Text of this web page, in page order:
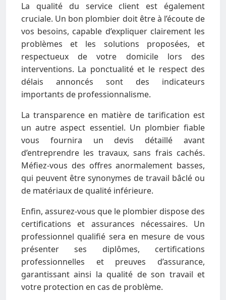
La qualité du service client est également
cruciale. Un bon plombier doit être à l’écoute de
vos besoins, capable d’expliquer clairement les
problèmes et les solutions proposées, et
respectueux de votre domicile lors des
interventions. La ponctualité et le respect des
délais annoncés sont des indicateurs
importants de professionnalisme.
La transparence en matière de tarification est
un autre aspect essentiel. Un plombier fiable
vous fournira un devis détaillé avant
d’entreprendre les travaux, sans frais cachés.
Méfiez-vous des offres anormalement basses,
qui peuvent être synonymes de travail bâclé ou
de matériaux de qualité inférieure.
Enfin, assurez-vous que le plombier dispose des
certifications et assurances nécessaires. Un
professionnel qualifié sera en mesure de vous
présenter ses diplômes, certifications
professionnelles et preuves d’assurance,
garantissant ainsi la qualité de son travail et
votre protection en cas de problème.